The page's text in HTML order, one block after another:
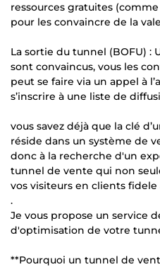
ressources gratuites
pour les convaincre de la
La sortie du tunnel (BOFU) :
sont convaincus, vous les
peut se faire via un appel à
s’inscrire à une liste de
vous savez déjà que la clé
réside dans un système de
donc à la recherche d'un
tunnel de vente qui non
vos visiteurs en clients
.
Je vous propose un service
d'optimisation de votre
**Pourquoi un tunnel de